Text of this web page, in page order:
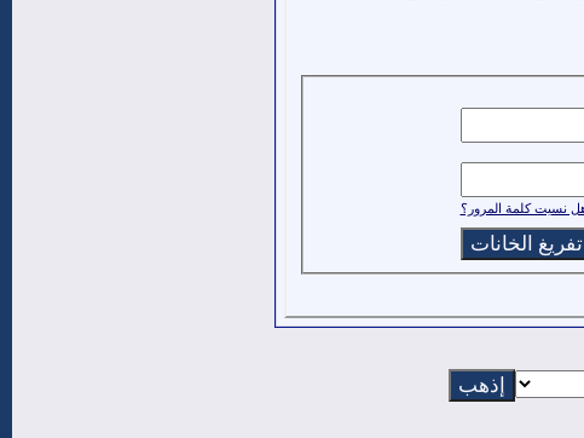
نسيت كلمة المرور؟